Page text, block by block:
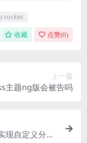
rocket
收藏 点赞(0)
上一篇
主题ng版会被告吗
现自定义分页